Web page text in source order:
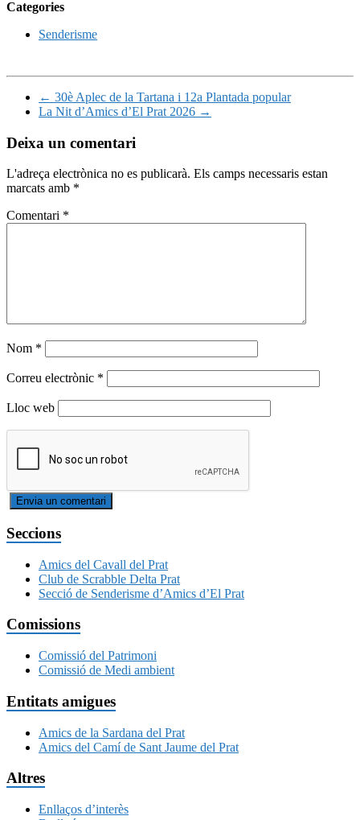
Categories
Senderisme
← 30è Aplec de la Tartana i 12a Plantada popular
La Nit d’Amics d’El Prat 2026 →
Deixa un comentari
L'adreça electrònica no es publicarà. Els camps necessaris estan
marcats amb *
Comentari *
Nom *
Correu electrònic *
Lloc web
Seccions
Amics del Cavall del Prat
Club de Scrabble Delta Prat
Secció de Senderisme d’Amics d’El Prat
Comissions
Comissió del Patrimoni
Comissió de Medi ambient
Entitats amigues
Amics de la Sardana del Prat
Amics del Camí de Sant Jaume del Prat
Altres
Enllaços d’interès